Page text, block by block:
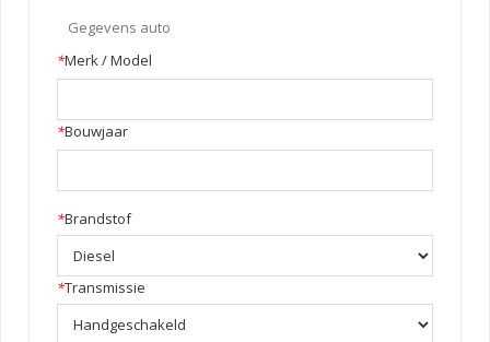
Gegevens auto
*Merk / Model
*Bouwjaar
*Brandstof
*Transmissie